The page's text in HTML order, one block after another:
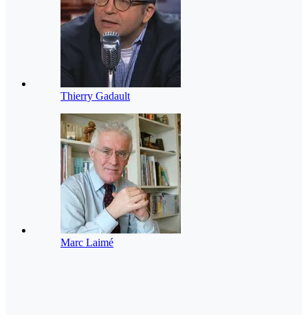
Thierry Gadault
Marc Laimé